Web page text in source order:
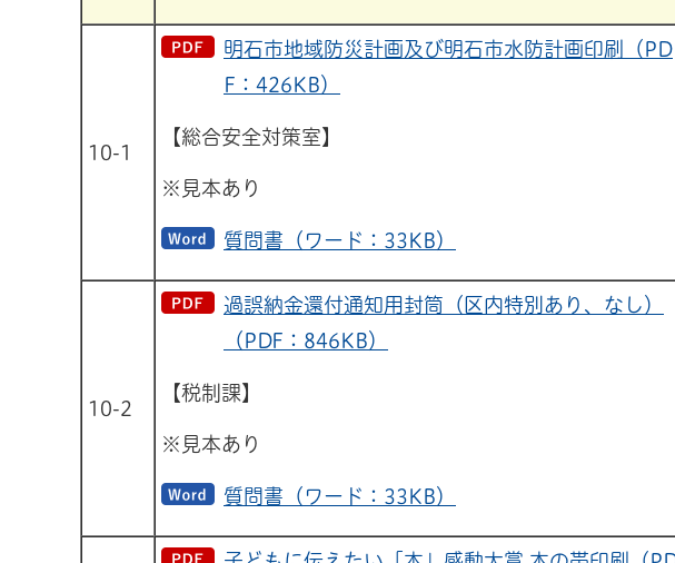
10-1
明石市地域防災計画及び明石市水防計画印刷（PD
F：426KB）
【総合安全対策室】
※見本あり
質問書（ワード：33KB）
10-2
過誤納金還付通知用封筒（区内特別あり、なし）
（PDF：846KB）
【税制課】
※見本あり
質問書（ワード：33KB）